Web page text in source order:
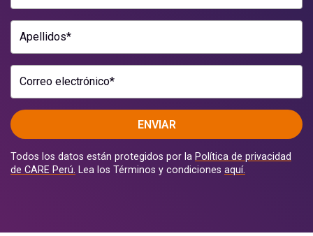
Apellidos*
Correo electrónico*
ENVIAR
Todos los datos están protegidos por la Política de privacidad
de CARE Perú. Lea los Términos y condiciones aquí.